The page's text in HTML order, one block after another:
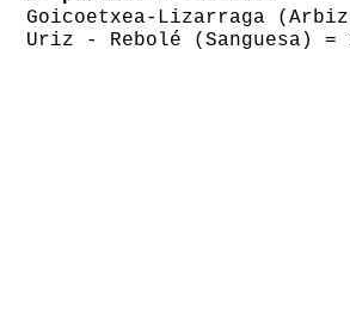
Goicoetxea-Lizarraga
Uriz - Rebolé (Sanguesa) =